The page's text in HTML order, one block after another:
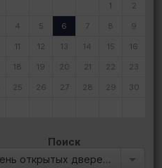
1 2
4 5 6 7 8 9
11 12 13 14 15 16
18 19 20 21 22 23
25 26 27 28 29 30
Поиск
День открытых дверей в: